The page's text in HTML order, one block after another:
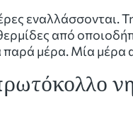
εναλλάσσονται.
από
μέρα. Μία μέρα